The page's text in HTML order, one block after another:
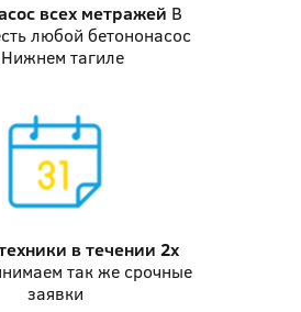
всех метражей В
любой бетононасос
тагиле
в течении 2х
так же срочные
заявки